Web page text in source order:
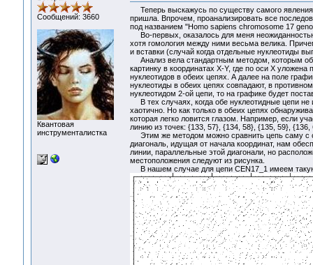
Сообщений: 3660
Квантовая
инструменталистка
Теперь выскажусь по существу самого
пришла. Впрочем, проанализировать все
под названием "Homo sapiens chromosome 17
Во-первых, оказалось для меня
хотя гомология между ними весьма велика.
и вставки (случай когда отдельные нуклеотиды
Анализ вела стандартным методом, которым
картинку в координатах X-Y, где по оси Х
нуклеотидов в обеих цепях. А далее на поле
нуклеотиды в обеих цепях совпадают, в
нуклеотидом 2-ой цепи, то на графике будет
В тех случаях, когда обе нуклеотидные цепи
хаотично. Но как только в обеих цепях
которая легко ловится глазом. Например, если
линию из точек: {133, 57}, {134, 58}, {135, 59}, {136,
Этим же методом можно сравнить цепь саму с
диагональ, идущая от начала координат, нам
линии, параллельные этой диагонали, но
местоположения следуют из рисунка.
В нашем случае для цепи CEN17_1 имеем такую